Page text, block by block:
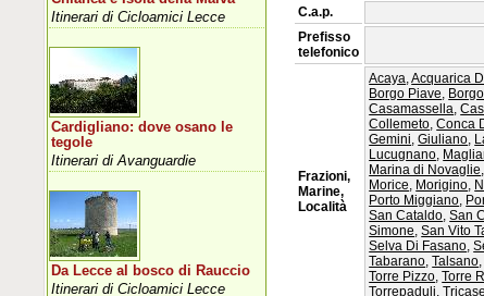
C.a.p.
Prefisso
telefonico
Frazioni,
Marine,
Località
Acaya ,Acquarica
Borgo Piave
Casamassella ,
Collemeto ,Conca
Gemini ,Giuliano
Lucugnano
Marina di Novaglie
Morice Morigino
Porto Miggiano
San Cataldo ,San
Simone ,San Vito
Selva Di Fasano ,
Tabarano ,Talsano
Torre Pizzo ,Torre
Torrepaduli ,
Itinerari di Cicloamici Lecce
Cardigliano: dove osano le
tegole
Itinerari di Avanguardie
Da Lecce al bosco di Rauccio
Itinerari di Cicloamici Lecce